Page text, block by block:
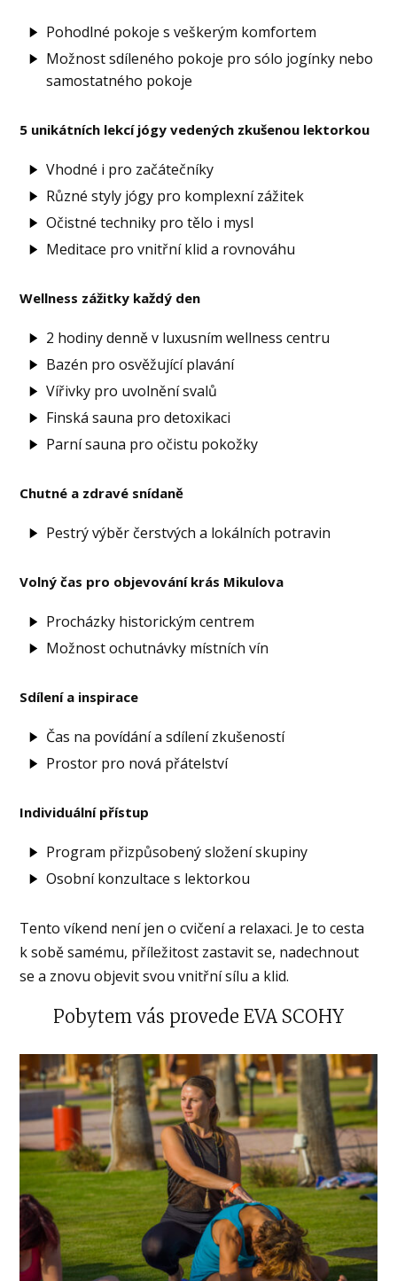
Pohodlné pokoje s veškerým komfortem
Možnost sdíleného pokoje pro sólo jogínky nebo
samostatného pokoje
5 unikátních lekcí jógy vedených zkušenou lektorkou
Vhodné i pro začátečníky
Různé styly jógy pro komplexní zážitek
Očistné techniky pro tělo i mysl
Meditace pro vnitřní klid a rovnováhu
Wellness zážitky každý den
2 hodiny denně v luxusním wellness centru
Bazén pro osvěžující plavání
Vířivky pro uvolnění svalů
Finská sauna pro detoxikaci
Parní sauna pro očistu pokožky
Chutné a zdravé snídaně
Pestrý výběr čerstvých a lokálních potravin
Volný čas pro objevování krás Mikulova
Procházky historickým centrem
Možnost ochutnávky místních vín
Sdílení a inspirace
Čas na povídání a sdílení zkušeností
Prostor pro nová přátelství
Individuální přístup
Program přizpůsobený složení skupiny
Osobní konzultace s lektorkou
Tento víkend není jen o cvičení a relaxaci. Je to cesta
k sobě samému, příležitost zastavit se, nadechnout
se a znovu objevit svou vnitřní sílu a klid.
Pobytem vás provede EVA SCOHY